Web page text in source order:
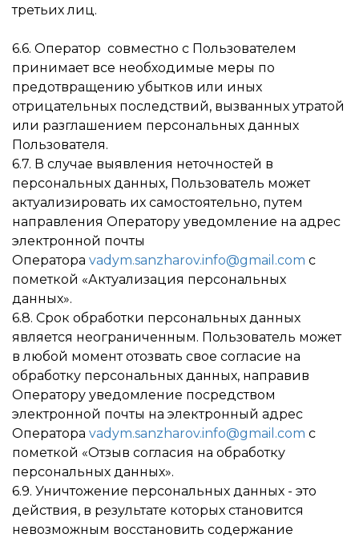
третьих лиц.
6.6. Оператор совместно с Пользователем
принимает все необходимые меры по
предотвращению убытков или иных
отрицательных последствий, вызванных утратой
или разглашением персональных данных
Пользователя.
6.7. В случае выявления неточностей в
персональных данных, Пользователь может
актуализировать их самостоятельно, путем
направления Оператору уведомление на адрес
электронной почты
Оператора vadym.sanzharov.info@gmail.com с
пометкой «Актуализация персональных
данных».
6.8. Срок обработки персональных данных
является неограниченным. Пользователь может
в любой момент отозвать свое согласие на
обработку персональных данных, направив
Оператору уведомление посредством
электронной почты на электронный адрес
Оператора vadym.sanzharov.info@gmail.com с
пометкой «Отзыв согласия на обработку
персональных данных».
6.9. Уничтожение персональных данных - это
действия, в результате которых становится
невозможным восстановить содержание